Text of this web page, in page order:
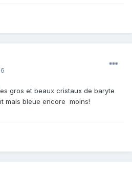
gros et beaux cristaux de baryte
mais bleue encore moins!